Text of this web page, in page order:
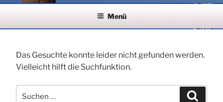
Menü
Das Gesuchte konnte leider nicht gefunden werden.
Vielleicht hilft die Suchfunktion.